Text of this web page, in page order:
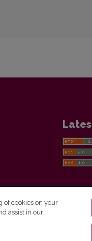
/
of cookies on your
assist in our